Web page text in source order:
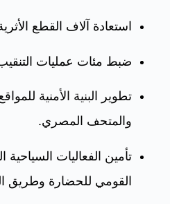
استعادة آلاف القطع
ضبط مئات عمليات
تطوير البنية الأمنية
والمتحف المصري.
تأمين الفعاليات
القومي للحضارة وطريق